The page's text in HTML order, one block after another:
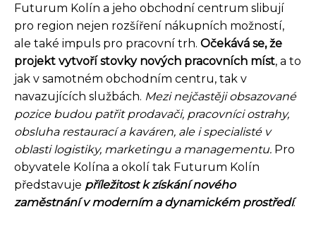
Futurum Kolín a jeho obchodní centrum slibují
pro region nejen rozšíření nákupních možností,
ale také impuls pro pracovní trh. Očekává se, že
projekt vytvoří stovky nových pracovních míst, a to
jak v samotném obchodním centru, tak v
navazujících službách. Mezi nejčastěji obsazované
pozice budou patřit prodavači, pracovníci ostrahy,
obsluha restaurací a kaváren, ale i specialisté v
oblasti logistiky, marketingu a managementu. Pro
obyvatele Kolína a okolí tak Futurum Kolín
představuje příležitost k získání nového
zaměstnání v moderním a dynamickém prostředí.